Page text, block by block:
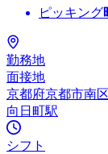
ピッキング
勤務地
面接地
京都府京都市南
向日町駅
シフト